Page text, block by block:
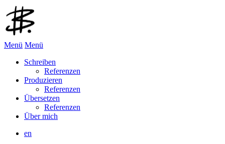
Menü Menü
Schreiben
Referenzen
Produzieren
Referenzen
Übersetzen
Referenzen
Über mich
en